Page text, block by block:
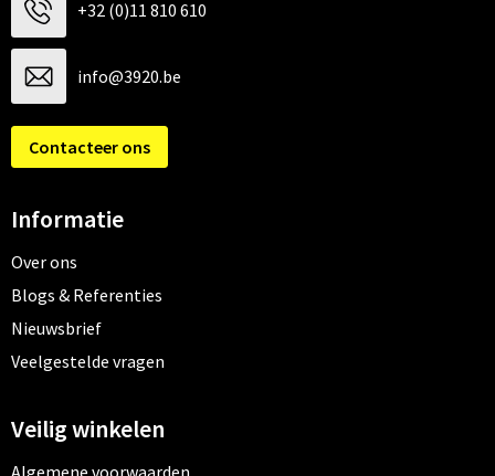
+32 (0)11 810 610
info@3920.be
Contacteer ons
Informatie
Over ons
Blogs & Referenties
Nieuwsbrief
Veelgestelde vragen
Veilig winkelen